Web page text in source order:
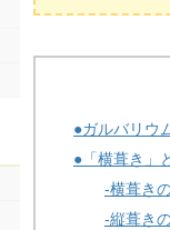
●ガルバリウ
●「横葺き」
-横葺き
-縦葺き